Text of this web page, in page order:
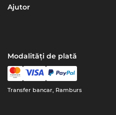
Ajutor
Modalități de plată
Transfer bancar, Ramburs